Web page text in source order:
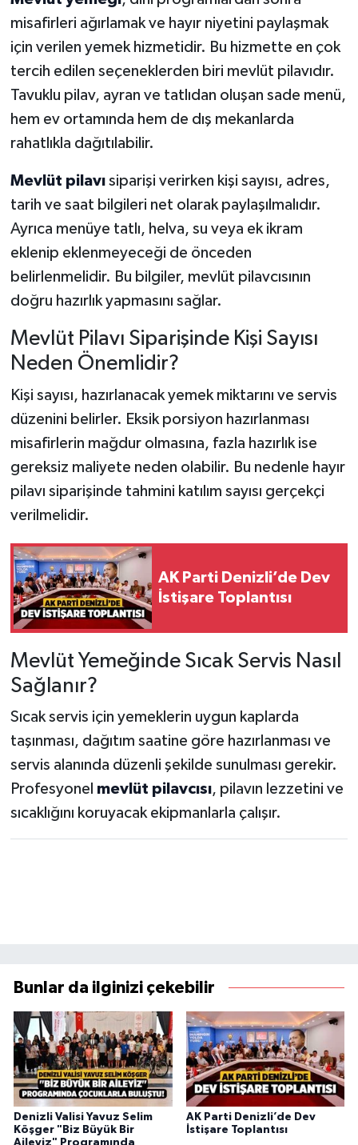
misafirleri ağırlamak ve hayır niyetini paylaşmak
için verilen yemek hizmetidir. Bu hizmette en çok
tercih edilen seçeneklerden biri mevlüt pilavıdır.
Tavuklu pilav, ayran ve tatlıdan oluşan sade menü,
hem ev ortamında hem de dış mekanlarda
rahatlıkla dağıtılabilir.
Mevlüt pilavısiparişi verirken kişi sayısı, adres,
tarih ve saat bilgileri net olarak paylaşılmalıdır.
Ayrıca menüye tatlı, helva, su veya ek ikram
eklenip eklenmeyeceği de önceden
belirlenmelidir. Bu bilgiler, mevlüt pilavcısının
doğru hazırlık yapmasını sağlar.
Mevlüt Pilavı Siparişinde Kişi Sayısı
Neden Önemlidir?
Kişi sayısı, hazırlanacak yemek miktarını ve servis
düzenini belirler. Eksik porsiyon hazırlanması
misafirlerin mağdur olmasına, fazla hazırlık ise
gereksiz maliyete neden olabilir. Bu nedenle hayır
pilavı siparişinde tahmini katılım sayısı gerçekçi
verilmelidir.
AK Parti Denizli’de Dev
İstişare Toplantısı
Mevlüt Yemeğinde Sıcak Servis Nasıl
Sağlanır?
Sıcak servis için yemeklerin uygun kaplarda
taşınması, dağıtım saatine göre hazırlanması ve
servis alanında düzenli şekilde sunulması gerekir.
Profesyonel mevlüt pilavcısı, pilavın lezzetini ve
sıcaklığını koruyacak ekipmanlarla çalışır.
Bunlar da ilginizi çekebilir
Denizli Valisi Yavuz Selim
Köşger "Biz Büyük Bir
Aileyiz" Programında
AK Parti Denizli’de Dev
İstişare Toplantısı